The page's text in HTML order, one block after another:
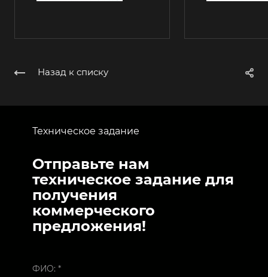
Назад к списку
Техническое задание
Отправьте нам
техническое задание для
получения
коммерческого
предложения!
ФИО: *